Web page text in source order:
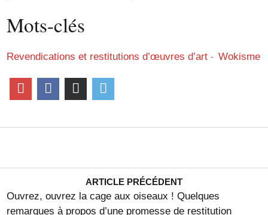
Mots-clés
Revendications et restitutions d’œuvres d’art Wokisme
ARTICLE PRÉCÉDENT
Ouvrez, ouvrez la cage aux oiseaux ! Quelques
remarques à propos d’une promesse de restitution